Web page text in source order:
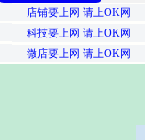
店铺要上网 请上OK网
科技要上网 请上OK网
微店要上网 请上OK网